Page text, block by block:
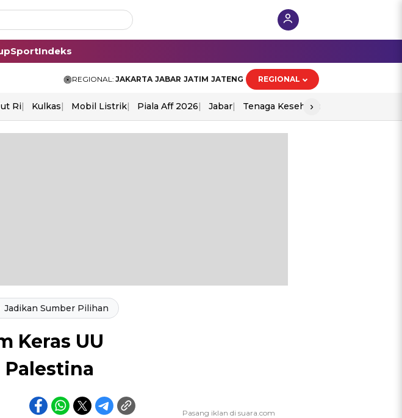
SportIndeks
REGIONAL: JAKARTA JABAR JATIM JATENG REGIONAL
Ri Kulkas Mobil Listrik Piala Aff 2026 Jabar Tenaga Kesehatan
›
Jadikan Sumber Pilihan
Keras UU